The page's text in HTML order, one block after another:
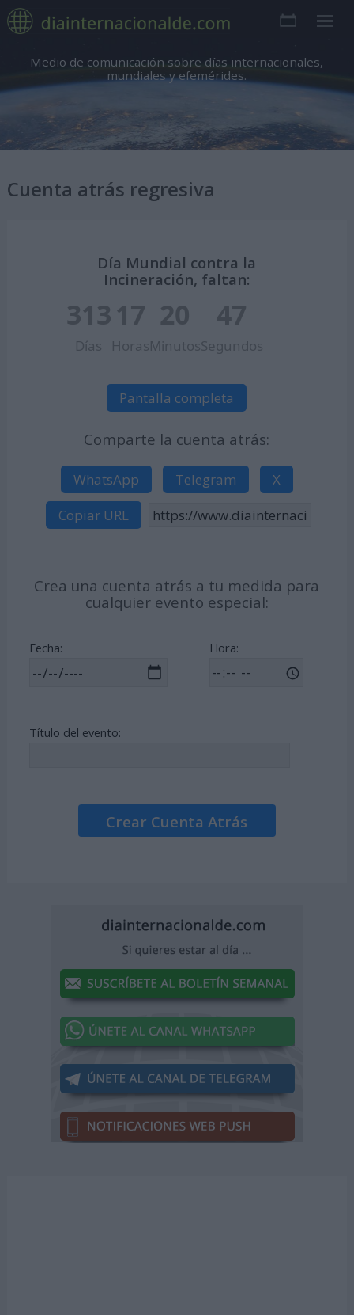
Medio de comunicación sobre días internacionales,
mundiales y efemérides.
Cuenta atrás regresiva
Día Mundial contra la
Incineración, faltan:
313
Días
17
Horas
20
Minutos
46
Segundos
Pantalla completa
Comparte la cuenta atrás:
WhatsApp Telegram
X
Copiar URL
Crea una cuenta atrás a tu medida para
cualquier evento especial:
Fecha: Hora:
Título del evento:
Crear Cuenta Atrás